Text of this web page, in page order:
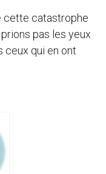
cette catastrophe
pas les yeux
ceux qui en ont